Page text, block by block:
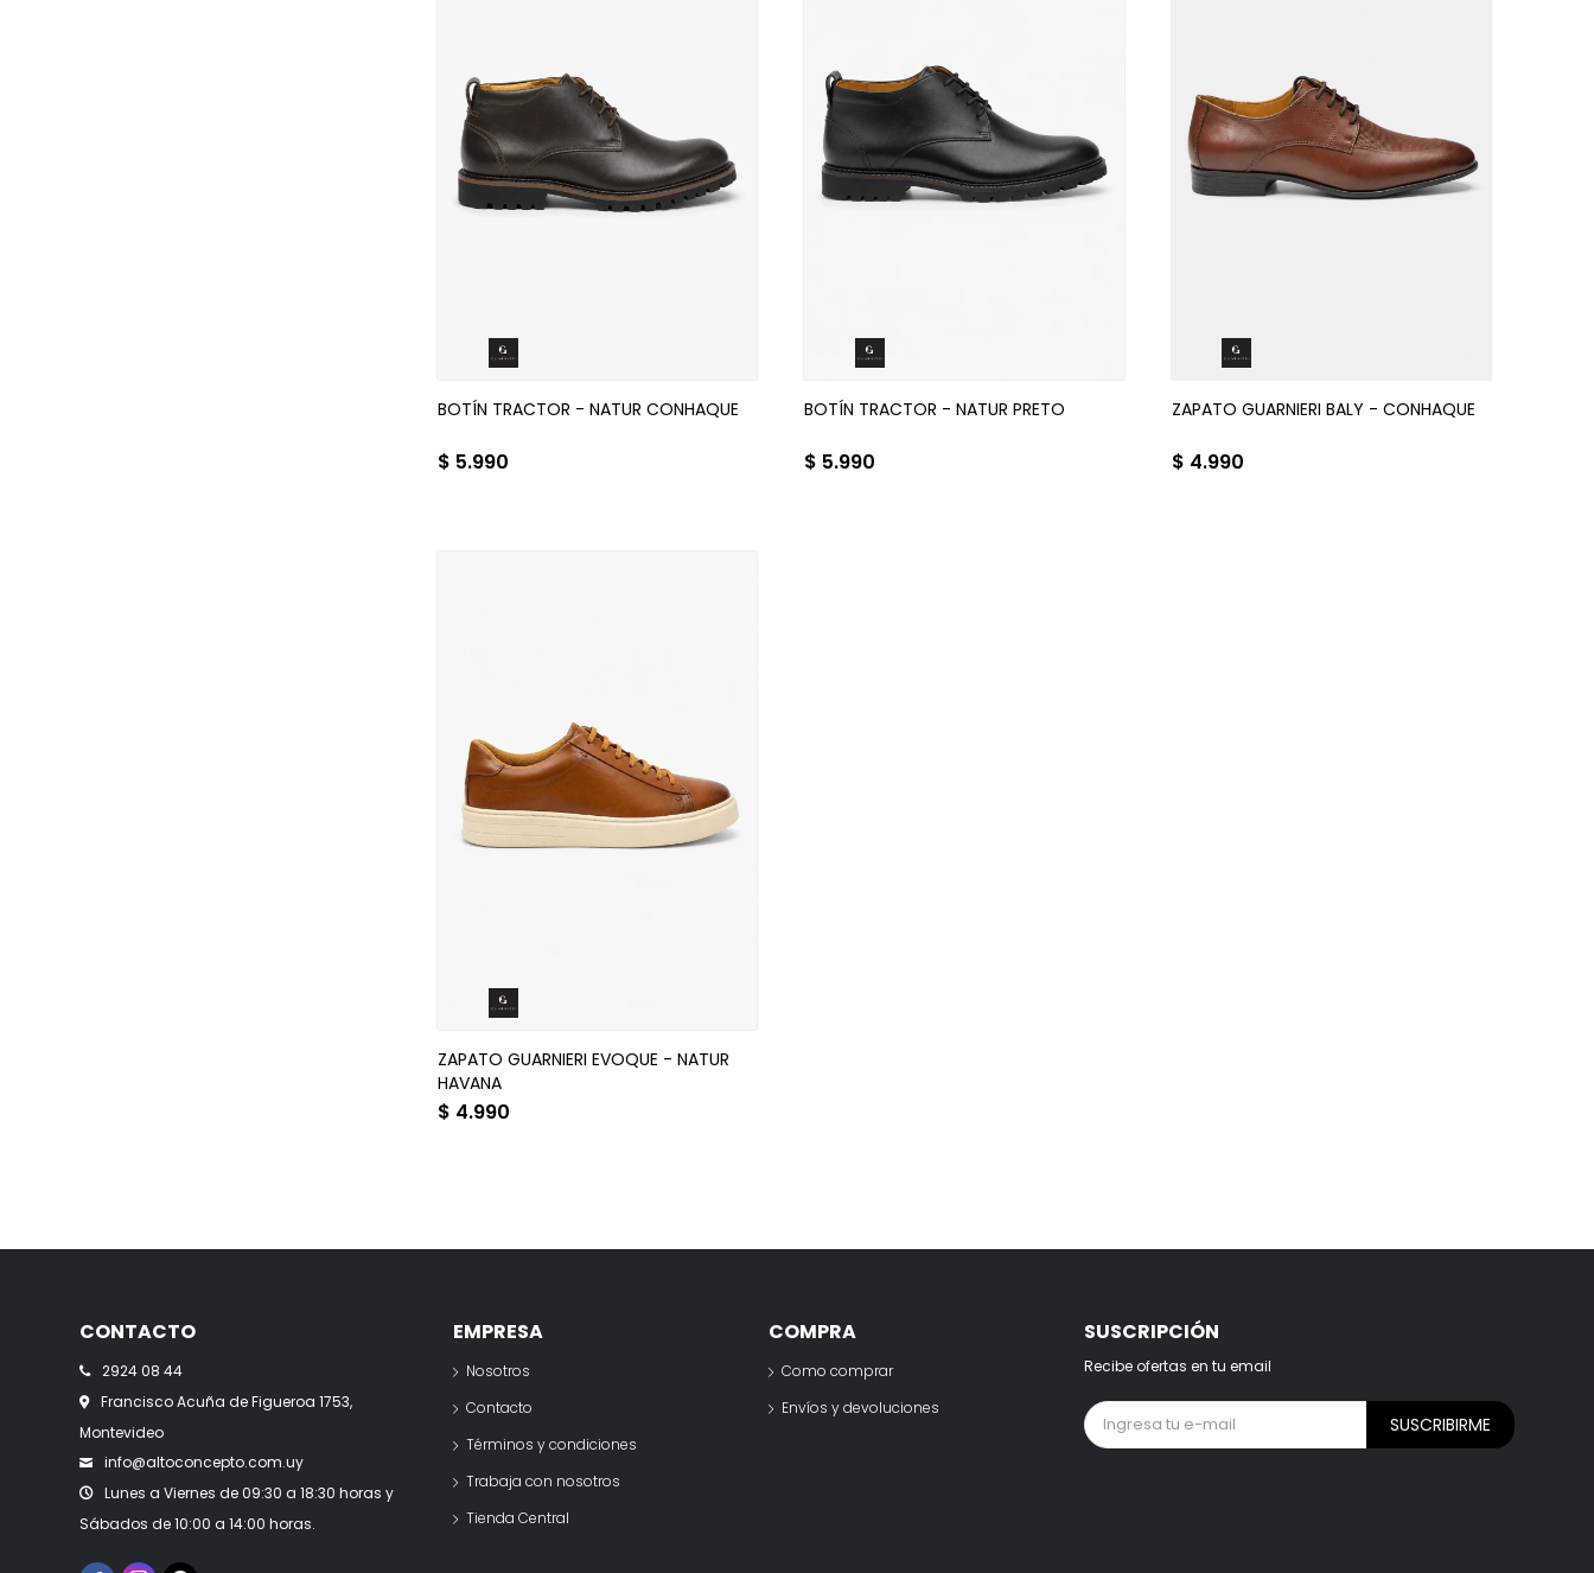
BOTÍN TRACTOR - NATUR CONHAQUE
$ 5.990
BOTÍN TRACTOR - NATUR PRETO
$ 5.990
ZAPATO GUARNIERI BALY - CONHAQUE
$ 4.990
ZAPATO GUARNIERI EVOQUE - NATUR
HAVANA
$ 4.990
CONTACTO
2924 08 44
Francisco Acuña de Figueroa 1753,
Montevideo
info@altoconcepto.com.uy
Lunes a Viernes de 09:30 a 18:30 horas y
Sábados de 10:00 a 14:00 horas.
EMPRESA
Nosotros
Contacto
Términos y condiciones
Trabaja con nosotros
Tienda Central
COMPRA
Como comprar
Envíos y devoluciones
SUSCRIPCIÓN
Recibe ofertas en tu email
SUSCRIBIRME